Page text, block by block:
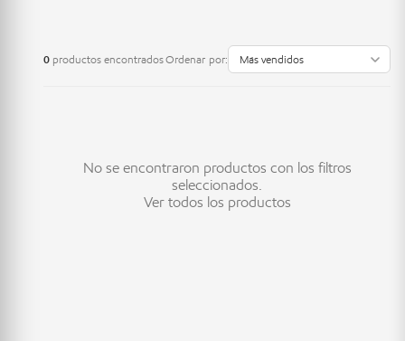
0 productos encontradosOrdenar por:
No se encontraron productos con los filtros
seleccionados.
Ver todos los productos